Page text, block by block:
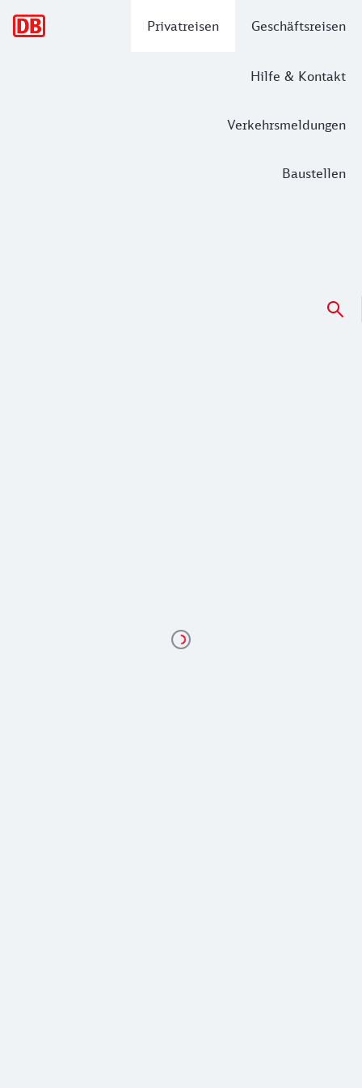
Privatreisen Geschäftsreisen
Hilfe & Kontakt
Verkehrsmeldungen
Baustellen